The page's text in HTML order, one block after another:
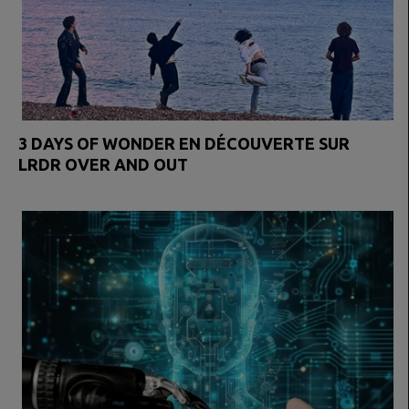
3 DAYS OF WONDER EN DÉCOUVERTE SUR
LRDR OVER AND OUT